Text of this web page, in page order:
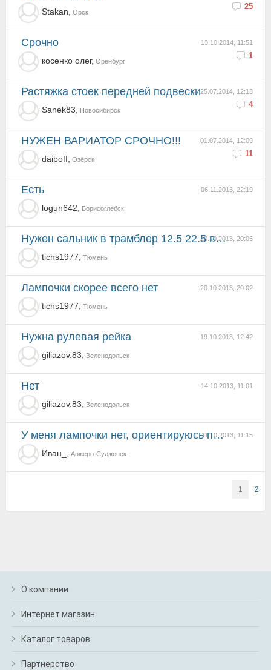
25
Stakan, Орск
13.10.2014, 11:51
1
срочно
косенко олег, Оренбург
25.07.2014, 12:13
4
Растяжка стоек передней подвески
Sanek83, Новосибирск
01.07.2014, 12:09
11
НУЖЕН ВАРИАТОР СРОЧНО!!!
daiboff, Озёрск
06.11.2013, 22:19
есть
logun642, Борисоглебск
20.10.2013, 20:05
нужен сальник в трамблер 12.5 22.5 в тюмени не нашел.номер позицыи 30111590050.подскажите
tichs1977, Тюмень
20.10.2013, 20:02
лампочки скорее всего нет
tichs1977, Тюмень
19.10.2013, 12:42
нужна рулевая рейка
giliazov.83, Зеленодольск
14.10.2013, 11:01
нет
giliazov.83, Зеленодольск
11.10.2013, 11:15
у меня лампочки нет, ориентируюсь по стрелке!
Иван_, Анжеро-Судженск
1 2
О компании
Интернет магазин
Каталог товаров
Партнерство